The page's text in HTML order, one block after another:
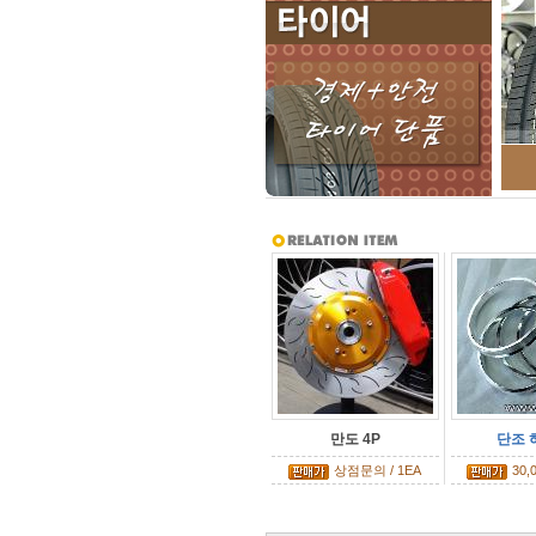
만도 4P
상점문의 / 1EA
단조